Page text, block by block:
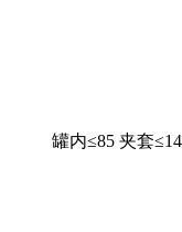
罐内≤85 夹套